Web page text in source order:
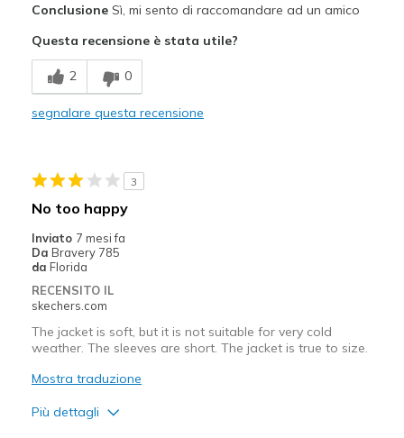
Migliori Utilizzi:
Casual Wear
View On Shoes
Shoes are for Wearing
ConclusioneSì, mi sento di raccomandare ad un amico
Questa recensione è stata utile?
2 0
segnalare questa recensione
3
No too happy
Inviato 7 mesi fa
Da Bravery 785
da Florida
RECENSITO IL
skechers.com
The jacket is soft, but it is not suitable for very cold
weather. The sleeves are short. The jacket is true to size.
Mostra traduzione
Più dettagli